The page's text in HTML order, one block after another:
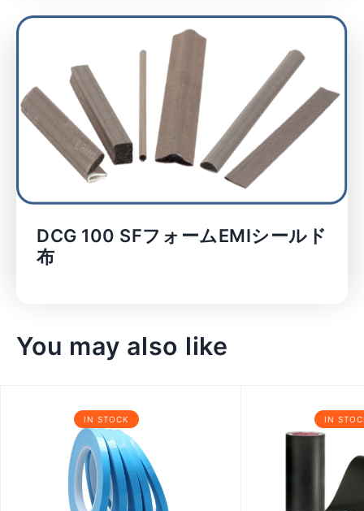
DCG 100 SFフォームEMIシールド
布
You may also like
IN STOCK IN